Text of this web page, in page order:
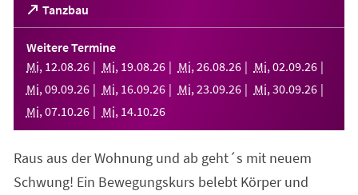
Tanzbau
(Öffnet
in
einem
neuen
Tab)
Weitere Termine
Mi, 12.08.26 Mi, 19.08.26 Mi, 26.08.26 Mi, 02.09.26
Mi, 09.09.26 Mi, 16.09.26 Mi, 23.09.26 Mi, 30.09.26
Mi, 07.10.26 Mi, 14.10.26
Raus aus der Wohnung und ab geht´s mit neuem
Schwung! Ein Bewegungskurs belebt Körper und